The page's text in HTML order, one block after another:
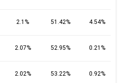
2.1% 51.42% 4.54%
2.07% 52.95% 0.21%
2.02% 53.22% 0.92%